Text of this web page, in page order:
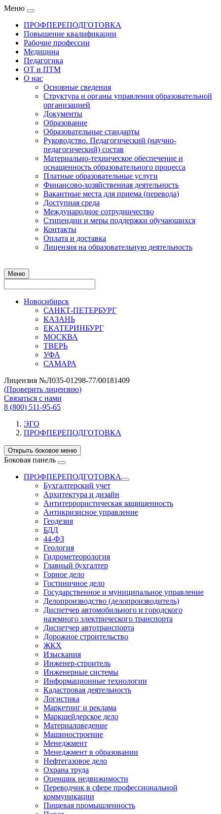
Меню
ПРОФПЕРЕПОДГОТОВКА
Повышение квалификации
Рабочие профессии
Медицина
Педагогика
ОТ и ПТМ
О нас
Основные сведения
Структура и органы управления образовательной
организацией
Документы
Образование
Образовательные стандарты
Руководство. Педагогический (научно-
педагогический) состав
Материально-техническое обеспечение и
оснащенность образовательного процесса
Платные образовательные услуги
Финансово-хозяйственная деятельность
Вакантные места для приема (перевода)
Доступная среда
Международное сотрудничество
Стипендии и меры поддержки обучающихся
Контакты
Оплата и доставка
Лицензия на образовательную деятельность
Меню
Новосибирск
САНКТ-ПЕТЕРБУРГ
КАЗАНЬ
ЕКАТЕРИНБУРГ
МОСКВА
ТВЕРЬ
УФА
САМАРА
Лицензия №Л035-01298-77/00181409
(Проверить лицензию)
Связаться с нами
8 (800) 511-95-65
ЭГО
ПРОФПЕРЕПОДГОТОВКА
Открыть боковое меню
Боковая панель
ПРОФПЕРЕПОДГОТОВКА
Бухгалтерский учет
Архитектура и дизайн
Антитеррористическая защищенность
Антикризисное управление
Геодезия
БДД
44-ФЗ
Геология
Гидрометеорология
Главный бухгалтер
Горное дело
Гостиничное дело
Государственное и муниципальное управление
Делопроизводство (делопроизводитель)
Диспетчер автомобильного и городского
наземного электрического транспорта
Диспетчер автотранспорта
Дорожное строительство
ЖКХ
Изыскания
Инженер-строитель
Инженерные системы
Информационные технологии
Кадастровая деятельность
Логистика
Маркетинг и реклама
Маркшейдерское дело
Материаловедение
Машиностроение
Менеджмент
Менеджмент в образовании
Нефтегазовое дело
Охрана труда
Оценщик недвижимости
Переводчик в сфере профессиональной
коммуникации
Пищевая промышленность